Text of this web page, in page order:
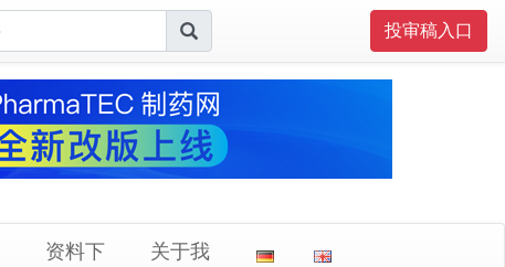
投审稿入口
资料下 关于我